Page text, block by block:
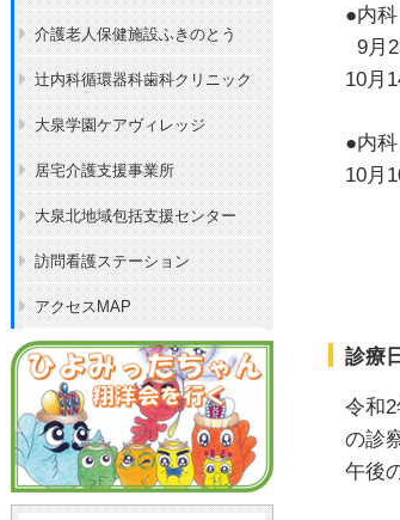
●内
9月
10月
●内
10月
診療
令和
の診
午後
介護老人保健施設ふきのとう
辻内科循環器科歯科クリニック
大泉学園ケアヴィレッジ
居宅介護支援事業所
大泉北地域包括支援センター
訪問看護ステーション
アクセスMAP